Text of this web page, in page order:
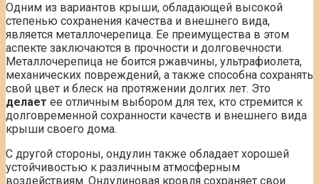
Одним из вариантов крыши, обладающей высокой
степенью сохранения качества и внешнего вида,
является металлочерепица. Ее преимущества в этом
аспекте заключаются в прочности и долговечности.
Металлочерепица не боится ржавчины, ультрафиолета,
механических повреждений, а также способна сохранять
свой цвет и блеск на протяжении долгих лет. Это
делает ее отличным выбором для тех, кто стремится к
долговременной сохранности качеств и внешнего вида
крыши своего дома.
С другой стороны, ондулин также обладает хорошей
устойчивостью к различным атмосферным
воздействиям. Ондулиновая кровля сохраняет свои